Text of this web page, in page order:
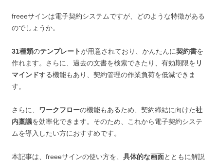
freeeサインは電子契約システムですが、どのような特徴がある
のでしょうか。
31種類のテンプレートが用意されており、かんたんに契約書を
作れます。さらに、過去の文書を検索できたり、有効期限を リ
マインドする機能もあり、契約管理の作業負荷を低減できま
す。
さらに、 ワークフローの機能もあるため、契約締結に向けた社
内稟議を効率化できます。そのため、これから電子契約システ
ムを導入したい方におすすめです。
本記事は、freeeサインの使い方を、 具体的な画面とともに解説